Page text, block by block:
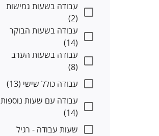
עבודה בשעות גמישות
(2)
עבודה בשעות הבוקר
(14)
עבודה בשעות הערב
(8)
עבודה כולל שישי (13)
עבודה עם שעות נוספות
(14)
שעות עבודה - רגיל